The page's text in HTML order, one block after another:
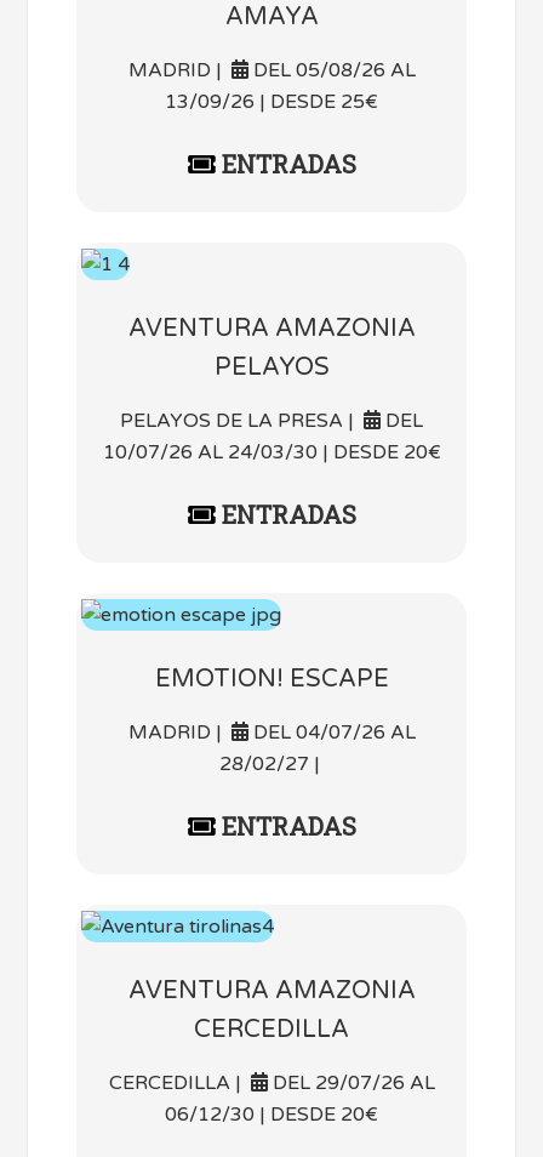
AMAYA
MADRID |
DEL 05/08/26 AL
13/09/26 | DESDE 25€
ENTRADAS
AVENTURA AMAZONIA
PELAYOS
PELAYOS DE LA PRESA |
DEL
10/07/26 AL 24/03/30 | DESDE 20€
ENTRADAS
EMOTION! ESCAPE
MADRID |
DEL 04/07/26 AL
28/02/27 |
ENTRADAS
AVENTURA AMAZONIA
CERCEDILLA
CERCEDILLA |
DEL 29/07/26 AL
06/12/30 | DESDE 20€